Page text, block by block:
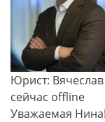
Юрист:
сейчас offline
Уважаемая